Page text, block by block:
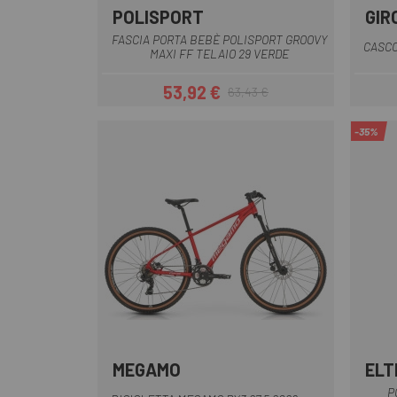
POLISPORT
FASCIA PORTA BEBÈ POLISPORT GROOVY
MAXI FF TELAIO 29 VERDE
Prezzo
53,92 €Prezzo base
63,43 €
MEGAMO
-35%